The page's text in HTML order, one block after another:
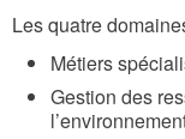
Les quatre
Métiers
Gestion des